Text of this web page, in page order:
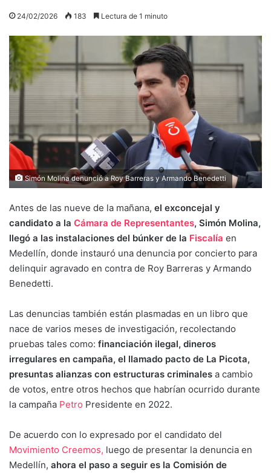
24/02/2026 183 Lectura de 1 minuto
Simón Molina denunció a Roy Barreras y Armando Benedetti
Antes de las nueve de la mañana, el exconcejal y
candidato a la Cámara de Representantes, Simón Molina,
llegó a las instalaciones del búnker de la Fiscalía en
Medellín, donde instauró una denuncia por concierto para
delinquir agravado en contra de Roy Barreras y Armando
Benedetti.
Las denuncias también están plasmadas en un libro que
nace de varios meses de investigación, recolectando
pruebas tales como: financiación ilegal, dineros
irregulares en campaña, el llamado pacto de La Picota,
presuntas alianzas con estructuras criminales a cambio
de votos, entre otros hechos que habrían ocurrido durante
la campaña Petro Presidente en 2022.
De acuerdo con lo expresado por el candidato del
Movimiento Creemos, luego de presentar la denuncia en
Medellín, ahora el paso a seguir es la Comisión de